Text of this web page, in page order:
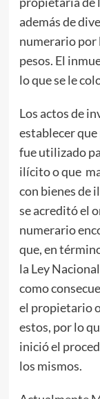
además de
numerario por
pesos. El
lo que se le
Los actos de
establecer
fue utilizado
ilícito o que
con bienes de
se acreditó el
numerario
que, en
la Ley
como
el propietario
estos, por lo
inició el
los mismos.